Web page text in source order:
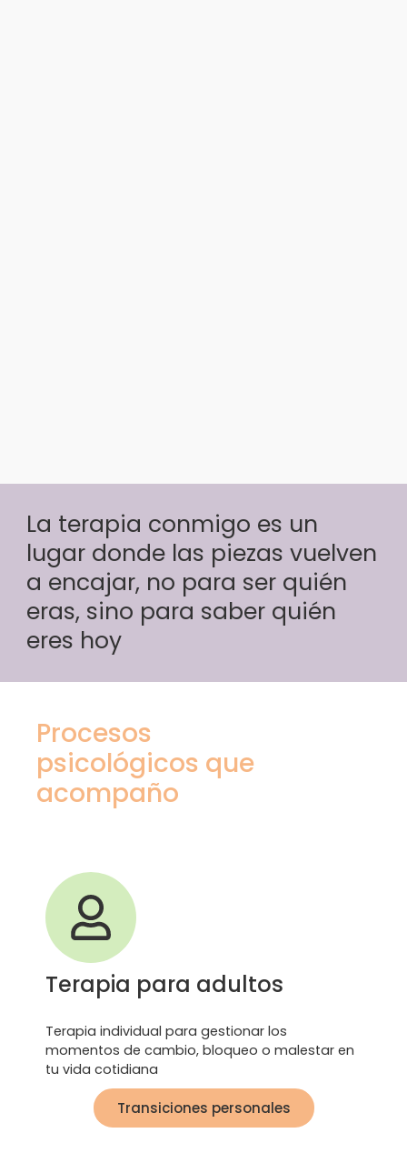
La terapia conmigo es un
lugar donde las piezas vuelven
a encajar, no para ser quién
eras, sino para saber quién
eres hoy
Procesos
psicológicos que
acompaño
Terapia para adultos​
Terapia individual para gestionar los
momentos de cambio, bloqueo o malestar en
tu vida cotidiana
Transiciones personales